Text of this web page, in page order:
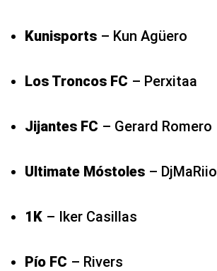
Kunisports – Kun Agüero
Los Troncos FC – Perxitaa
Jijantes FC – Gerard Romero
Ultimate Móstoles – DjMaRiio
1K – Iker Casillas
Pío FC – Rivers